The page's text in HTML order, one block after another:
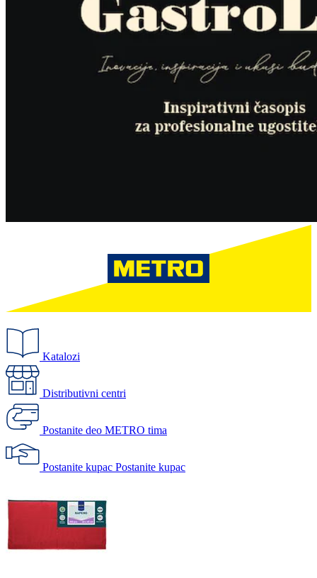
Katalozi
Distributivni centri
Postanite deo METRO tima
Postanite kupac Postanite kupac